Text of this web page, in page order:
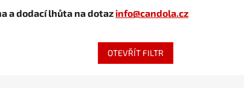
a dodací lhůta na dotaz info@candola.cz
OTEVŘÍT FILTR